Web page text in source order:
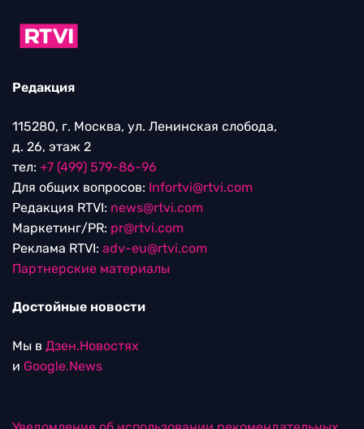
Редакция
115280, г. Москва, ул. Ленинская слобода,
д. 26, этаж 2
тел: +7 (499) 579-86-96
Для общих вопросов: Infortvi@rtvi.com
Редакция RTVI: news@rtvi.com
Маркетинг/PR: pr@rtvi.com
Реклама RTVI: adv-eu@rtvi.com
Партнерские материалы
Достойные новости
Мы в Дзен.Новостях
и Google.News